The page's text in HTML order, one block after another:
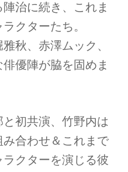
治に続き、これま
クターたち。
秋、赤澤ムック、
優陣が脇を固めま
初共演、竹野内は
合わせ＆これまで
クターを演じる彼